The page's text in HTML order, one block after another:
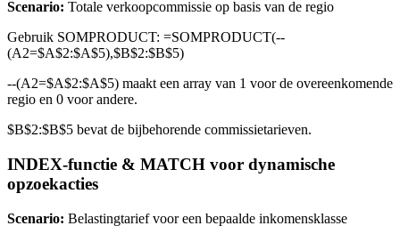
Scenario: Totale verkoopcommissie op basis van de regio
Gebruik SOMPRODUCT: =SOMPRODUCT(--
(A2=$A$2:$A$5),$B$2:$B$5)
--(A2=$A$2:$A$5) maakt een array van 1 voor de overeenkomende
regio en 0 voor andere.
$B$2:$B$5 bevat de bijbehorende commissietarieven.
INDEX-functie & MATCH voor dynamische
opzoekacties
Scenario: Belastingtarief voor een bepaalde inkomensklasse